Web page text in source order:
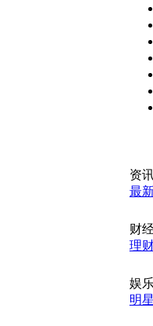
资
最
财
理
娱
明星